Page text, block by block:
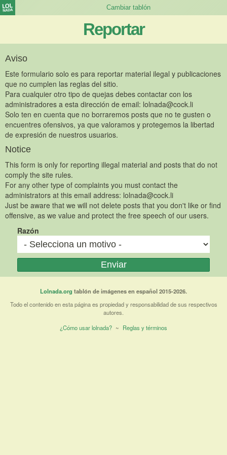
Reportar
Aviso
Este formulario solo es para reportar material ilegal y publicaciones
que no cumplen las reglas del sitio.
Para cualquier otro tipo de quejas debes contactar con los
administradores a esta dirección de email: lolnada@cock.li
Solo ten en cuenta que no borraremos posts que no te gusten o
encuentres ofensivos, ya que valoramos y protegemos la libertad
de expresión de nuestros usuarios.
Notice
This form is only for reporting illegal material and posts that do not
comply the site rules.
For any other type of complaints you must contact the
administrators at this email address: lolnada@cock.li
Just be aware that we will not delete posts that you don't like or find
offensive, as we value and protect the free speech of our users.
Razón
Lolnada.org tablón de imágenes en español 2015-2026.
Todo el contenido en esta página es propiedad y responsabilidad de sus respectivos
autores.
¿Cómo usar lolnada? ~ Reglas y términos